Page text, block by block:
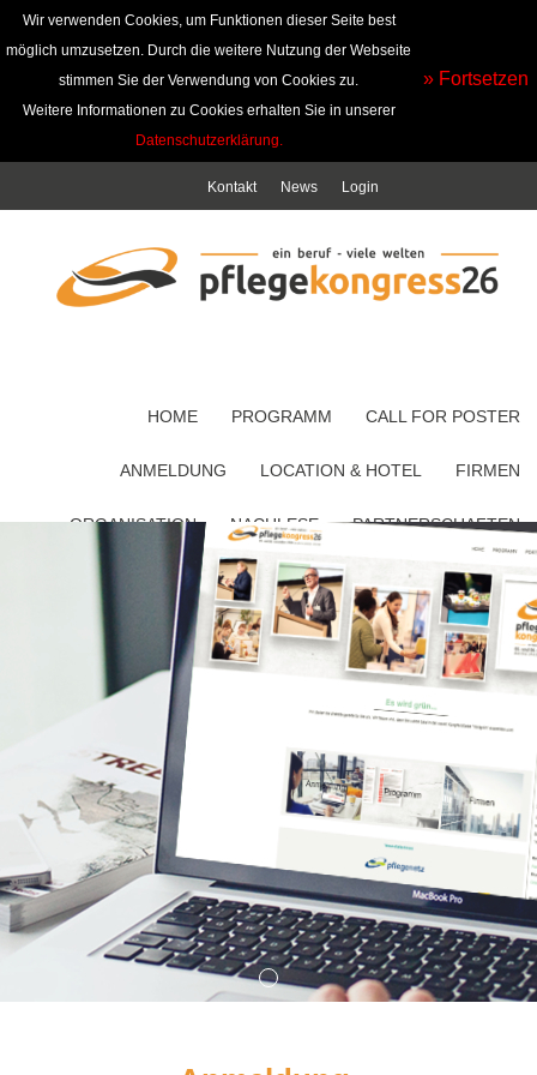
Wir verwenden Cookies, um Funktionen dieser Seite best
möglich umzusetzen. Durch die weitere Nutzung der Webseite
stimmen Sie der Verwendung von Cookies zu.
Weitere Informationen zu Cookies erhalten Sie in unserer
Datenschutzerklärung.
» Fortsetzen
Kontakt News Login
HOME PROGRAMM CALL FOR POSTER
ANMELDUNG LOCATION & HOTEL FIRMEN
ORGANISATION NACHLESE PARTNERSCHAFTEN